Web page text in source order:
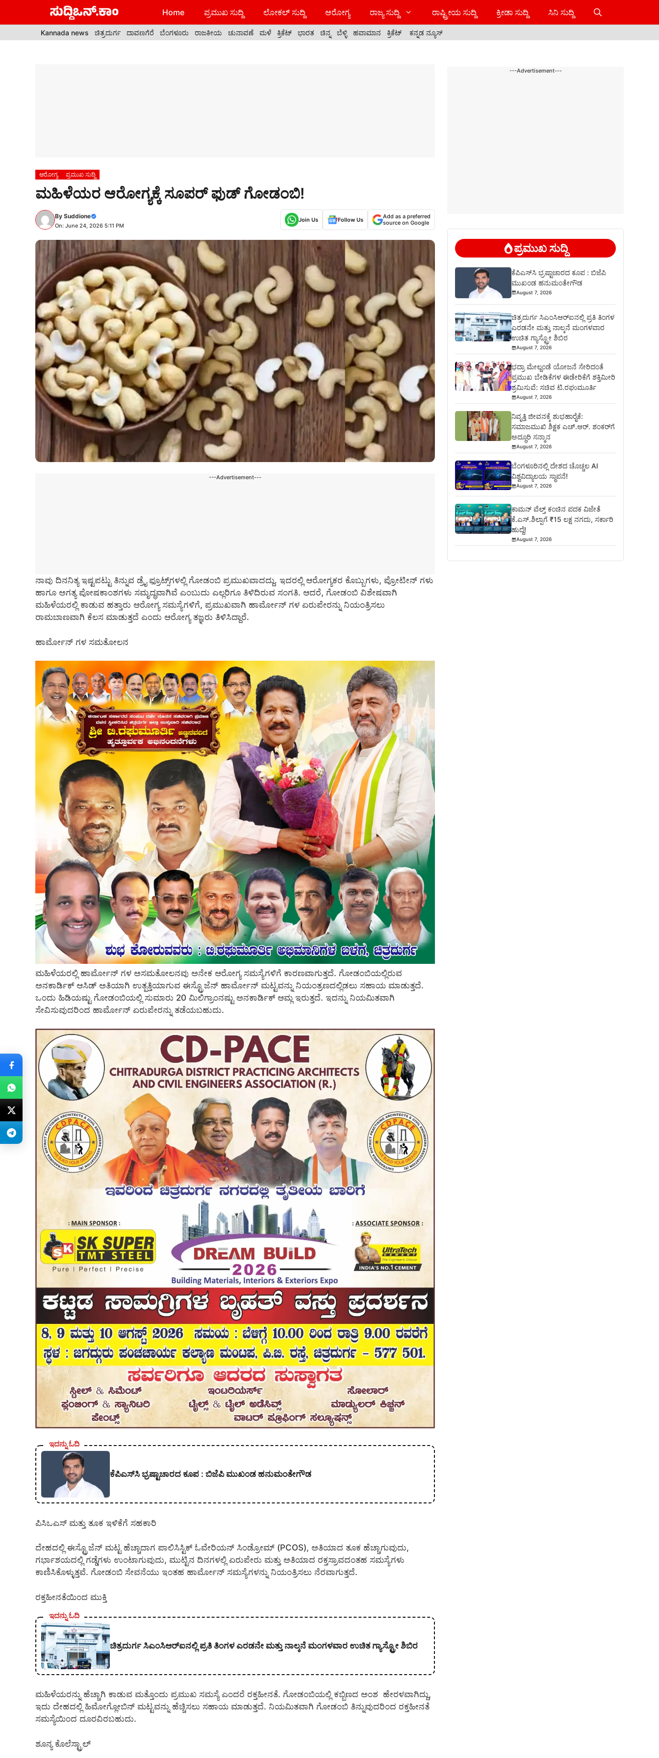
Home ಪ್ರಮುಖ ಸುದ್ದಿ ಲೋಕಲ್ ಸುದ್ದಿ ಆರೋಗ್ಯ ರಾಜ್ಯ ಸುದ್ದಿ ರಾಷ್ಟ್ರೀಯ ಸುದ್ದಿ ಕ್ರೀಡಾ ಸುದ್ದಿ ಸಿನಿ ಸುದ್ದಿ
Kannada news ಚಿತ್ರದುರ್ಗ ದಾವಣಗೆರೆ ಬೆಂಗಳೂರು ರಾಜಕೀಯ ಚುನಾವಣೆ ಮಳೆ ಕ್ರಿಕೆಟ್ ಭಾರತ ಚಿನ್ನ ಬೆಳ್ಳಿ ಹವಾಮಾನ ಕ್ರಿಕೆಟ್ ಕನ್ನಡ ನ್ಯೂಸ್
ಆರೋಗ್ಯ ಪ್ರಮುಖ ಸುದ್ದಿ
ಮಹಿಳೆಯರ ಆರೋಗ್ಯಕ್ಕೆ ಸೂಪರ್‌ ಫುಡ್ ಗೋಡಂಬಿ!
By Suddione
On: June 24, 2026 5:11 PM
Join Us Follow Us
Add as a preferred
source on Google
---Advertisement---
ನಾವು ದಿನನಿತ್ಯ ಇಷ್ಟಪಟ್ಟು ತಿನ್ನುವ ಡ್ರೈ ಫ್ರೂಟ್ಸ್‌ಗಳಲ್ಲಿ ಗೋಡಂಬಿ ಪ್ರಮುಖವಾದದ್ದು. ಇದರಲ್ಲಿ ಆರೋಗ್ಯಕರ ಕೊಬ್ಬುಗಳು, ಪ್ರೋಟೀನ್ ಗಳು
ಹಾಗೂ ಅಗತ್ಯ ಪೋಷಕಾಂಶಗಳು ಸಮೃದ್ಧವಾಗಿವೆ ಎಂಬುದು ಎಲ್ಲರಿಗೂ ತಿಳಿದಿರುವ ಸಂಗತಿ. ಆದರೆ, ಗೋಡಂಬಿ ವಿಶೇಷವಾಗಿ
ಮಹಿಳೆಯರಲ್ಲಿ ಕಾಡುವ ಹತ್ತಾರು ಆರೋಗ್ಯ ಸಮಸ್ಯೆಗಳಿಗೆ, ಪ್ರಮುಖವಾಗಿ ಹಾರ್ಮೋನ್‌ ಗಳ ಏರುಪೇರನ್ನು ನಿಯಂತ್ರಿಸಲು
ರಾಮಬಾಣವಾಗಿ ಕೆಲಸ ಮಾಡುತ್ತದೆ ಎಂದು ಆರೋಗ್ಯ ತಜ್ಞರು ತಿಳಿಸಿದ್ದಾರೆ.
ಹಾರ್ಮೋನ್‌ ಗಳ ಸಮತೋಲನ
ಮಹಿಳೆಯರಲ್ಲಿ ಹಾರ್ಮೋನ್‌ ಗಳ ಅಸಮತೋಲನವು ಅನೇಕ ಆರೋಗ್ಯ ಸಮಸ್ಯೆಗಳಿಗೆ ಕಾರಣವಾಗುತ್ತದೆ. ಗೋಡಂಬಿಯಲ್ಲಿರುವ
ಅನಕಾರ್ಡಿಕ್ ಆಸಿಡ್ ಅತಿಯಾಗಿ ಉತ್ಪತ್ತಿಯಾಗುವ ಈಸ್ಟ್ರೊಜೆನ್ ಹಾರ್ಮೋನ್ ಮಟ್ಟವನ್ನು ನಿಯಂತ್ರಣದಲ್ಲಿಡಲು ಸಹಾಯ ಮಾಡುತ್ತದೆ.
ಒಂದು ಹಿಡಿಯಷ್ಟು ಗೋಡಂಬಿಯಲ್ಲಿ ಸುಮಾರು 20 ಮಿಲಿಗ್ರಾಂನಷ್ಟು ಅನಕಾರ್ಡಿಕ್ ಆಮ್ಲ ಇರುತ್ತದೆ. ಇದನ್ನು ನಿಯಮಿತವಾಗಿ
ಸೇವಿಸುವುದರಿಂದ ಹಾರ್ಮೋನ್ ಏರುಪೇರನ್ನು ತಡೆಯಬಹುದು.
ಇದನ್ನು ಓದಿ
ಕೆಪಿಎಸ್‍ಸಿ ಭ್ರಷ್ಟಾಚಾರದ ಕೂಪ : ಬಿಜೆಪಿ ಮುಖಂಡ ಹನುಮಂತೇಗೌಡ
ಪಿಸಿಒಎಸ್ ಮತ್ತು ತೂಕ ಇಳಿಕೆಗೆ ಸಹಕಾರಿ
ದೇಹದಲ್ಲಿ ಈಸ್ಟ್ರೊಜೆನ್ ಮಟ್ಟ ಹೆಚ್ಚಾದಾಗ ಪಾಲಿಸಿಸ್ಟಿಕ್ ಓವೇರಿಯನ್ ಸಿಂಡ್ರೋಮ್ (PCOS), ಅತಿಯಾದ ತೂಕ ಹೆಚ್ಚಾಗುವುದು,
ಗರ್ಭಾಶಯದಲ್ಲಿ ಗಡ್ಡೆಗಳು ಉಂಟಾಗುವುದು, ಮುಟ್ಟಿನ ದಿನಗಳಲ್ಲಿ ಏರುಪೇರು ಮತ್ತು ಅತಿಯಾದ ರಕ್ತಸ್ರಾವದಂತಹ ಸಮಸ್ಯೆಗಳು
ಕಾಣಿಸಿಕೊಳ್ಳುತ್ತವೆ. ಗೋಡಂಬಿ ಸೇವನೆಯು ಇಂತಹ ಹಾರ್ಮೋನ್ ಸಮಸ್ಯೆಗಳನ್ನು ನಿಯಂತ್ರಿಸಲು ನೆರವಾಗುತ್ತದೆ.
ರಕ್ತಹೀನತೆಯಿಂದ ಮುಕ್ತಿ
ಇದನ್ನು ಓದಿ
ಚಿತ್ರದುರ್ಗ ಸಿಎಂಸಿಆರ್‍ಐನಲ್ಲಿ ಪ್ರತಿ ತಿಂಗಳ ಎರಡನೇ ಮತ್ತು ನಾಲ್ಕನೆ ಮಂಗಳವಾರ ಉಚಿತ ಗ್ಯಾಸ್ಟ್ರೋ ಶಿಬಿರ
ಮಹಿಳೆಯರನ್ನು ಹೆಚ್ಚಾಗಿ ಕಾಡುವ ಮತ್ತೊಂದು ಪ್ರಮುಖ ಸಮಸ್ಯೆ ಎಂದರೆ ರಕ್ತಹೀನತೆ. ಗೋಡಂಬಿಯಲ್ಲಿ ಕಬ್ಬಿಣದ ಅಂಶ ಹೇರಳವಾಗಿದ್ದು,
ಇದು ದೇಹದಲ್ಲಿ ಹಿಮೋಗ್ಲೋಬಿನ್ ಮಟ್ಟವನ್ನು ಹೆಚ್ಚಿಸಲು ಸಹಾಯ ಮಾಡುತ್ತದೆ. ನಿಯಮಿತವಾಗಿ ಗೋಡಂಬಿ ತಿನ್ನುವುದರಿಂದ ರಕ್ತಹೀನತೆ
ಸಮಸ್ಯೆಯಿಂದ ದೂರವಿರಬಹುದು.
ಶೂನ್ಯ ಕೊಲೆಸ್ಟ್ರಾಲ್
---Advertisement---
ಪ್ರಮುಖ ಸುದ್ದಿ
ಕೆಪಿಎಸ್‍ಸಿ ಭ್ರಷ್ಟಾಚಾರದ ಕೂಪ : ಬಿಜೆಪಿ
ಮುಖಂಡ ಹನುಮಂತೇಗೌಡ
August 7, 2026
ಚಿತ್ರದುರ್ಗ ಸಿಎಂಸಿಆರ್‍ಐನಲ್ಲಿ ಪ್ರತಿ ತಿಂಗಳ
ಎರಡನೇ ಮತ್ತು ನಾಲ್ಕನೆ ಮಂಗಳವಾರ
ಉಚಿತ ಗ್ಯಾಸ್ಟ್ರೋ ಶಿಬಿರ
August 7, 2026
ಭದ್ರಾ ಮೇಲ್ದಂಡೆ ಯೋಜನೆ ಸೇರಿದಂತೆ
ಪ್ರಮುಖ ಬೇಡಿಕೆಗಳ ಈಡೇರಿಕೆಗೆ ಶಕ್ತಿಮೀರಿ
ಶ್ರಮಿಸುವೆ: ಸಚಿವ ಟಿ.ರಘುಮೂರ್ತಿ
August 7, 2026
ನಿವೃತ್ತಿ ಜೀವನಕ್ಕೆ ಶುಭಹಾರೈಕೆ:
ಸಮಾಜಮುಖಿ ಶಿಕ್ಷಕ ಎಚ್.ಆರ್. ಶಂಕರ್‌ಗೆ
ಅದ್ಧೂರಿ ಸನ್ಮಾನ
August 7, 2026
ಬೆಂಗಳೂರಿನಲ್ಲಿ ದೇಶದ ಚೊಚ್ಚಲ AI
ವಿಶ್ವವಿದ್ಯಾಲಯ ಸ್ಥಾಪನೆ!
August 7, 2026
ಕಾಮನ್ ವೆಲ್ತ್ ಕಂಚಿನ ಪದಕ ವಿಜೇತೆ
ಕೆ.ಎಸ್.ಶಿಲ್ಪಾಗೆ ₹15 ಲಕ್ಷ ನಗದು, ಸರ್ಕಾರಿ
ಹುದ್ದೆ!
August 7, 2026